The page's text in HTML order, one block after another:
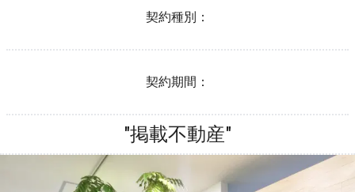
契約種別：
契約期間：
"掲載不動産"